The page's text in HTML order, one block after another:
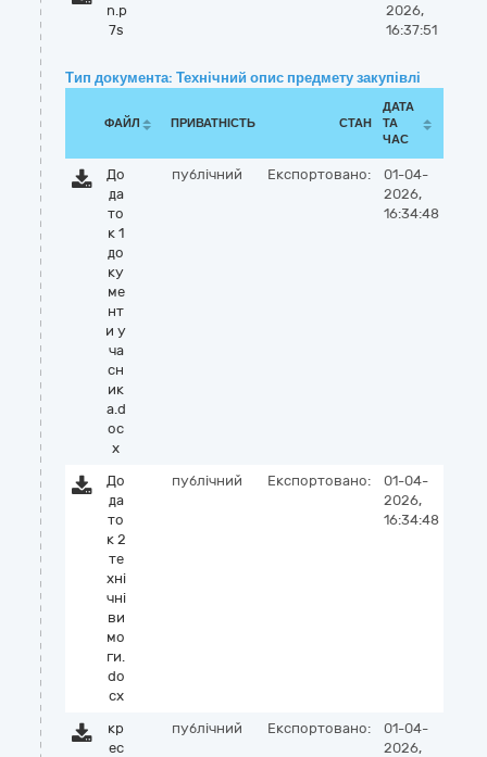
n.p
7s
2026,
16:37:51
Тип документа: Технічний опис предмету закупівлі
ФАЙЛ ПРИВАТНІСТЬ СТАН
ДАТА
ТА
ЧАС
До
да
то
к 1
до
ку
ме
нт
и у
ча
сн
ик
а.d
oc
x
публічний Експортовано:
01-04-
2026,
16:34:48
До
да
то
к 2
те
хні
чні
ви
мо
ги.
do
cx
публічний Експортовано:
01-04-
2026,
16:34:48
кр
ес
публічний Експортовано:
01-04-
2026,